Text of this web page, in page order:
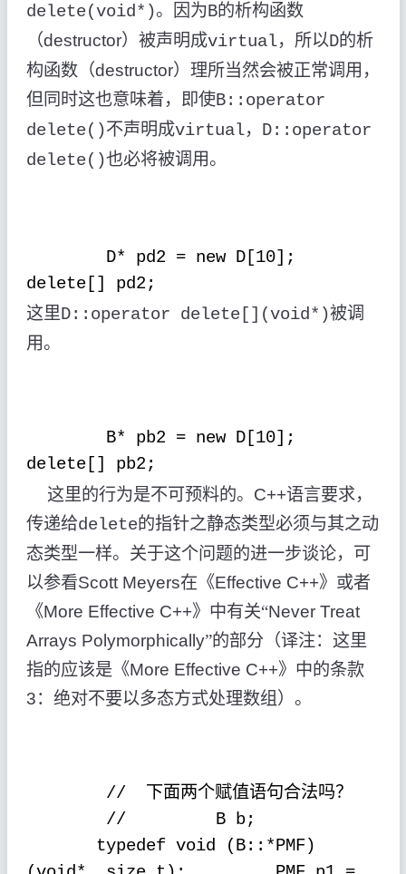
delete(void*)。因为B的析构函数
（destructor）被声明成virtual，所以D的析
构函数（destructor）理所当然会被正常调用，
但同时这也意味着，即使B::operator
delete()不声明成virtual， D::operator
delete()也必将被调用。
D* pd2 = new D[10];
delete[] pd2;
这里D::operator delete[](void*)被调
用。
B* pb2 = new D[10];
delete[] pb2;
这里的行为是不可预料的。 C++语言要求，
传递给delete的指针之静态类型必须与其之动
态类型一样。关于这个问题的进一步谈论，可
以参看Scott Meyers在《Effective C++》或者
《More Effective C++》中有关“Never Treat
Arrays Polymorphically”的部分（译注：这里
指的应该是《More Effective C++》中的条款
3：绝对不要以多态方式处理数组）。
// 下面两个赋值语句合法吗？
//
B b;
typedef void (B::*PMF)